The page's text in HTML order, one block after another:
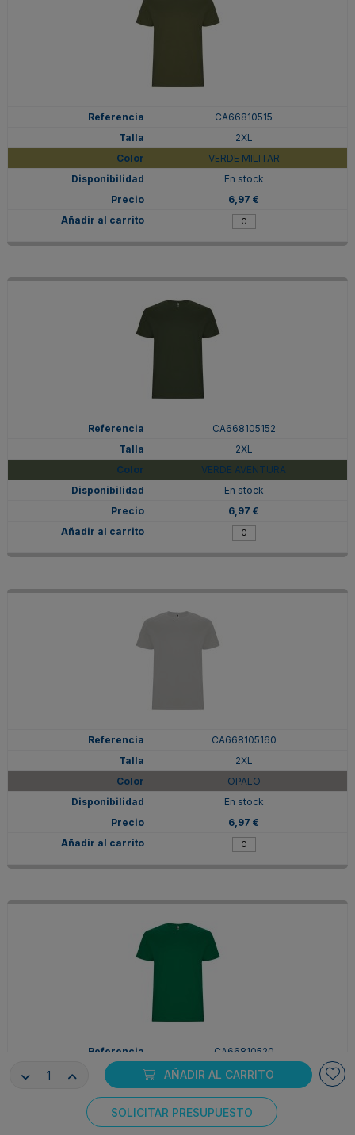
AÑADIR AL CARRITO
SOLICITAR PRESUPUESTO
CA66810515
2XL
VERDE MILITAR
En stock
6,97 €
CA668105152
2XL
VERDE AVENTURA
En stock
6,97 €
CA668105160
2XL
OPALO
En stock
6,97 €
CA66810520
2XL
En stock
Consentimiento de cookies